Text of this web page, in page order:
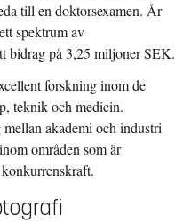
till en doktorsexamen. År
spektrum av
bidrag på 3,25 miljoner SEK.
forskning inom de
teknik och medicin.
akademi och industri
områden som är